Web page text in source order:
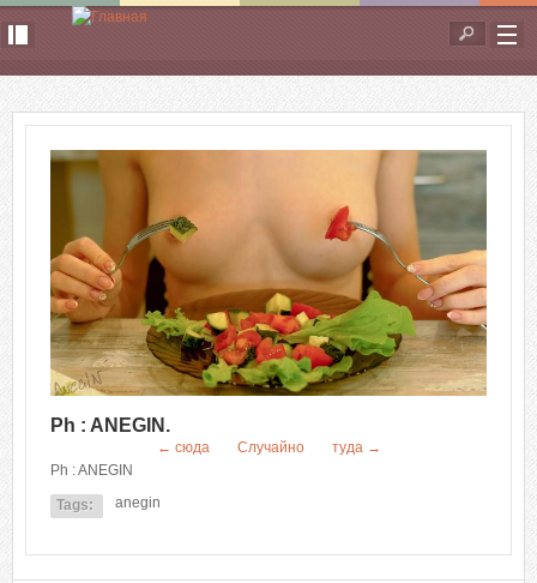
Перейти к основному содержанию
Форма
поиска
Ph : ANEGIN.
← сюда Случайно
туда →
Ph : ANEGIN
Tags: anegin